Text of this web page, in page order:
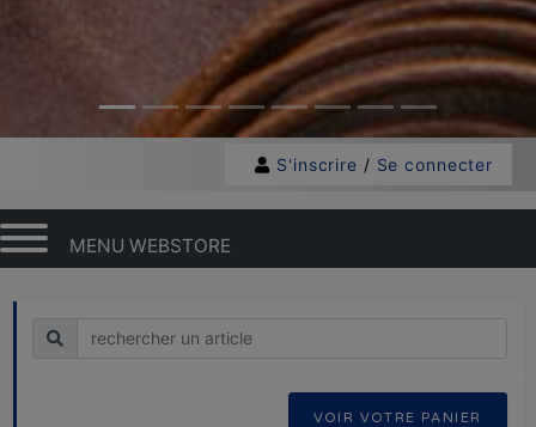
S'inscrire / Se connecter
MENU WEBSTORE
Recherche
VOIR VOTRE PANIER